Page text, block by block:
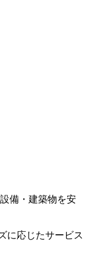
備・建築物を安
に応じたサービス